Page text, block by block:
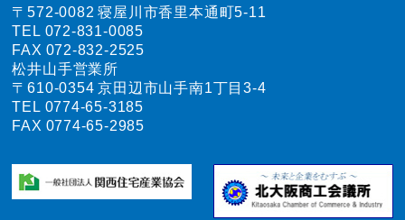
〒572-0082寝屋川市香里本通町5-11
TEL 072-831-0085
FAX 072-832-2525
松井山手営業所
〒610-0354京田辺市山手南1丁目3-4
TEL 0774-65-3185
FAX 0774-65-2985